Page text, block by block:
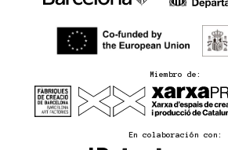
Miembro de:
En colaboración con: